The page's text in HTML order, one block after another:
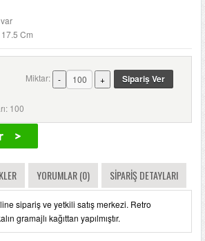
Cm
100
Miktar:
YORUMLAR (0) SIPARIŞ DETAYLARI
sipariş ve yetkili satış merkezi. Retro
gramajlı kağıttan yapılmıştır.